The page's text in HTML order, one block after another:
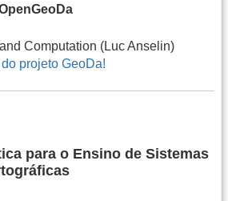
Computation (Luc Anselin)
projeto GeoDa!
para o Ensino de Sistemas